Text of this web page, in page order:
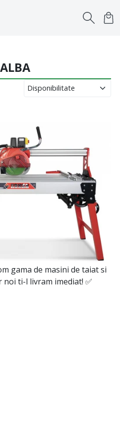
gama de masini de taiat si
ti-l livram imediat! ✅